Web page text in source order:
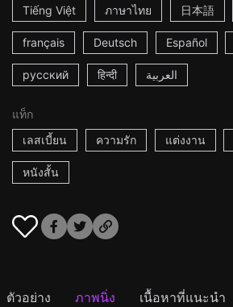
Tiếng Việt ภาษาไทย 日本語
français Deutsch Español
русский हिन्दी العربية
แท็ก
เลสเบี้ยน
ความรัก แต่งงาน
หนังสั้น
ตัวอย่าง ภาพนิ่ง เนื้อหาที่แนะนำ